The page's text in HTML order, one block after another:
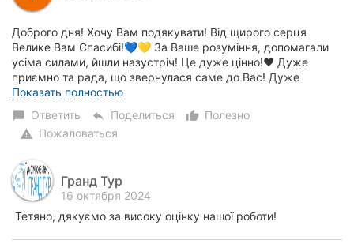
Доброго дня! Хочу Вам подякувати! Від щирого серця
Велике Вам Спасибі!💙💛 За Ваше розуміння, допомагали
усіма силами, йшли назустріч! Це дуже цінно!❤️ Дуже
приємно та рада, що звернулася саме до Вас! Дуже
швидко отримали переклад, дуже зручно! Велике...
Показать полностью
chat_bubble Ответить reply Поделиться thumb_up_alt
Полезно
warning Пожаловаться
Гранд Тур
16 октября 2024
Тетяно, дякуємо за високу оцінку нашої роботи!